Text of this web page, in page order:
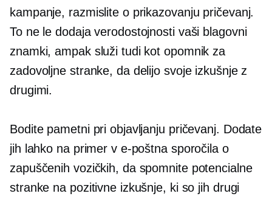
kampanje, razmislite o prikazovanju pričevanj.
To ne le dodaja verodostojnosti vaši blagovni
znamki, ampak služi tudi kot opomnik za
zadovoljne stranke, da delijo svoje izkušnje z
drugimi.
Bodite pametni pri objavljanju pričevanj. Dodate
jih lahko na primer v e-poštna sporočila o
zapuščenih vozičkih, da spomnite potencialne
stranke na pozitivne izkušnje, ki so jih drugi